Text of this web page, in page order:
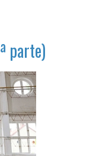
parte)